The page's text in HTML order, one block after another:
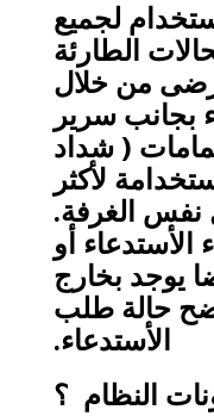
لجميع
الطارئة
من خلال
بجانب سرير
( شداد
لأكثر
الغرفة.
الأستدعاء أو
يوجد بخارج
حالة طلب
الأستدعاء.
النظام ؟